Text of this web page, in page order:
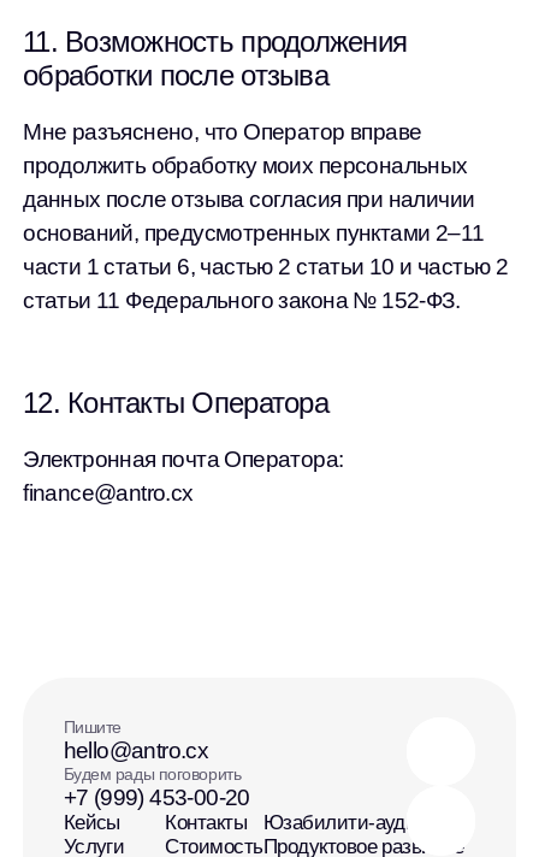
11. Возможность продолжения
обработки после отзыва
Мне разъяснено, что Оператор вправе
продолжить обработку моих персональных
данных после отзыва согласия при наличии
оснований, предусмотренных пунктами 2–11
части 1 статьи 6, частью 2 статьи 10 и частью 2
статьи 11 Федерального закона № 152-ФЗ.
12. Контакты Оператора
Электронная почта Оператора:
finance@antro.cx
Пишите
hello@antro.cx
Будем рады поговорить
+7 (999) 453-00-20
Кейсы
Услуги
Контакты
Стоимость
Юзабилити-аудит
Продуктовое развитие